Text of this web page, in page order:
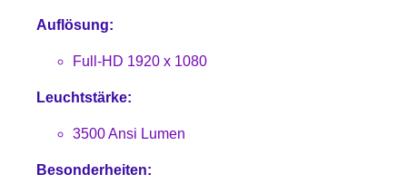
Auflösung:
Full-HD 1920 x 1080
Leuchtstärke:
3500 Ansi Lumen
Besonderheiten: